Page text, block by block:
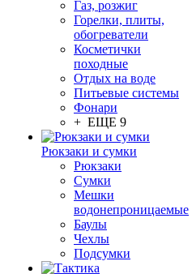
Газ, розжиг
Горелки, плиты,
обогреватели
Косметички
походные
Отдых на воде
Питьевые системы
Фонари
+ ЕЩЕ 9
Рюкзаки и сумки
Рюкзаки
Сумки
Мешки
водонепроницаемые
Баулы
Чехлы
Подсумки